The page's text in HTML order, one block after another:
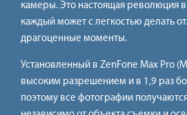
камеры. Это настоящая революция
каждый может с легкостью делать
драгоценные моменты.
Установленный в ZenFone Max Pro
высоким разрешением и в 1,9 раз
поэтому все фотографии